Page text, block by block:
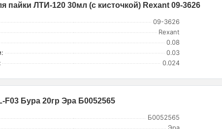
пайки ЛТИ-120 30мл (с кисточкой) Rexant 09-3626
09-3626
Rexant
0.08
0.03
0.024
Бура 20гр Эра Б0052565
Б0052565